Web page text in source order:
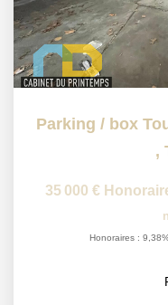
,
35 000 €
Honoraires :